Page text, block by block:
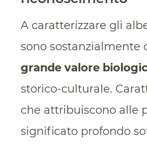
A caratterizzare gli
sono sostanzialmente
grande valore
storico-culturale.
che attribuiscono alle
significato profondo